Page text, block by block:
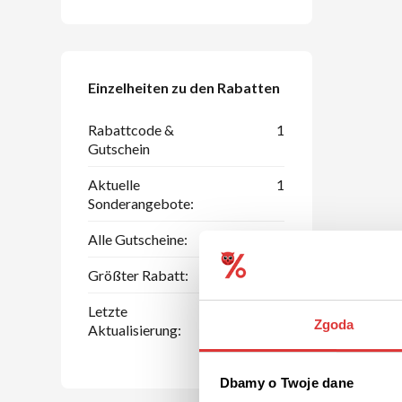
Zgoda
Dbamy o Twoje dane
Einzelheiten zu den Rabatten
Rabattcode &
Gutschein
1
Aktuelle
Sonderangebote:
1
Alle Gutscheine:
Größter Rabatt:
Letzte
Aktualisierung: